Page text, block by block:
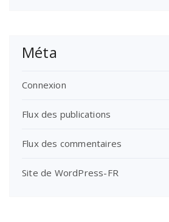
Méta
Connexion
Flux des publications
Flux des commentaires
Site de WordPress-FR